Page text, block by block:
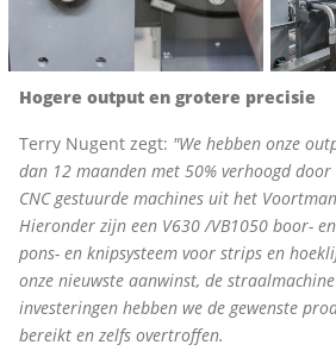
Hogere output en grotere precisie
Terry Nugent zegt: "We hebben onze
dan 12 maanden met 50% verhoogd
CNC gestuurde machines uit het
Hieronder zijn een V630 /VB1050 boor-
pons- en knipsysteem voor strips en
onze nieuwste aanwinst, de
investeringen hebben we de gewenste
bereikt en zelfs overtroffen.